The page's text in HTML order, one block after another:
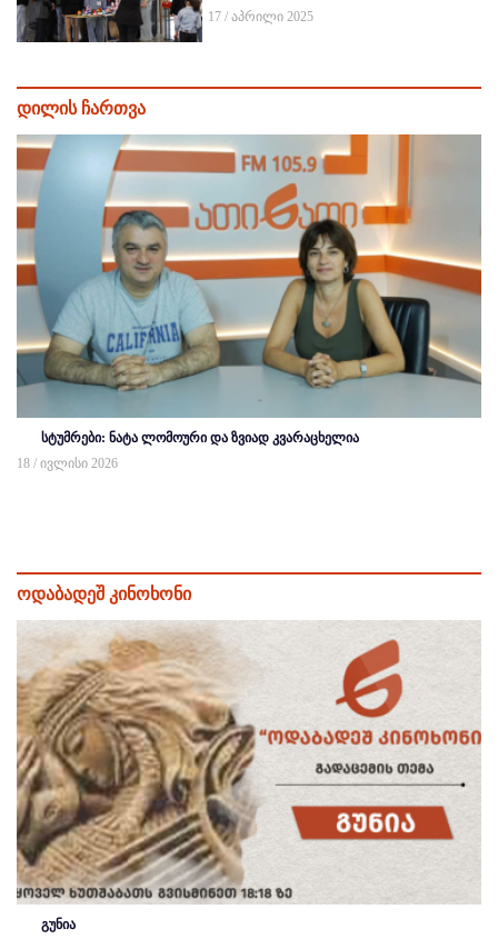
17 / აპრილი 2025
დილის ჩართვა
სტუმრები: ნატა ლომოური და ზვიად კვარაცხელია
18 / ივლისი 2026
ოდაბადეშ კინოხონი
გუნია